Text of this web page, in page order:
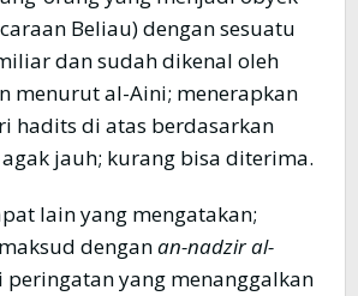
Beliau) dengan sesuatu
dan sudah dikenal oleh
menurut al-Aini; menerapkan
hadits di atas berdasarkan
jauh; kurang bisa diterima.
lain yang mengatakan;
denganan-nadzir al-
peringatan yang menanggalkan